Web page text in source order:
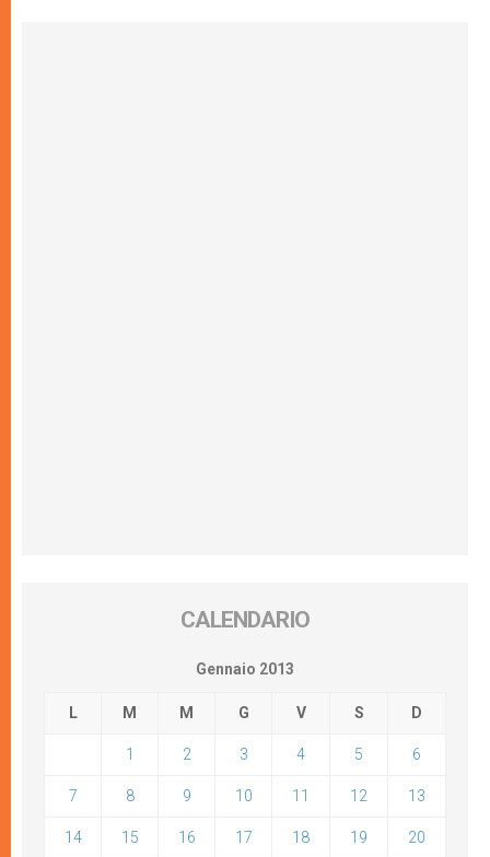
CALENDARIO
Gennaio 2013
L M M G V S D
1 2 3 4 5 6
7 8 9 10 11 12 13
14 15 16 17 18 19 20